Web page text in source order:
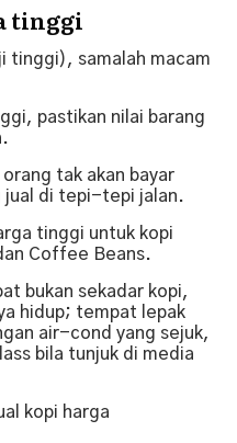
tinggi
tinggi), samalah macam
pastikan nilai barang
tak akan bayar
jual di tepi-tepi jalan.
tinggi untuk kopi
Coffee Beans.
bukan sekadar kopi,
hidup; tempat lepak
air-cond yang sejuk,
bila tunjuk di media
kopi harga